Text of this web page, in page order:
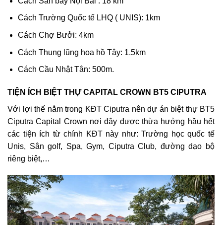
Cách Trường Quốc tế LHQ ( UNIS): 1km
Cách Chợ Bưởi: 4km
Cách Thung lũng hoa hồ Tây: 1.5km
Cách Cầu Nhật Tân: 500m.
TIỆN ÍCH BIỆT THỰ CAPITAL CROWN BT5 CIPUTRA
Với lợi thế nằm trong KĐT Ciputra nên dự án biệt thự BT5
Ciputra Capital Crown nơi đây được thừa hưởng hầu hết
các tiện ích từ chính KĐT này như: Trường học quốc tế
Unis, Sân golf, Spa, Gym, Ciputra Club, đường dạo bộ
riêng biệt,…